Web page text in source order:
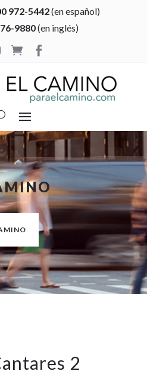
972-5442(en español)
9880(en inglés)
 
2